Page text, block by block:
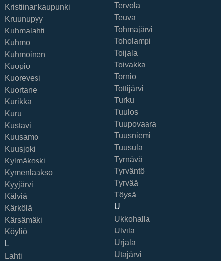
Kristiinankaupunki
Kruunupyy
Kuhmalahti
Kuhmo
Kuhmoinen
Kuopio
Kuorevesi
Kuortane
Kurikka
Kuru
Kustavi
Kuusamo
Kuusjoki
Kylmäkoski
Kymenlaakso
Kyyjärvi
Kälviä
Kärkölä
Kärsämäki
Köyliö
L
Lahti
Tervola
Teuva
Tohmajärvi
Toholampi
Toijala
Toivakka
Tornio
Tottijärvi
Turku
Tuulos
Tuupovaara
Tuusniemi
Tuusula
Tyrnävä
Tyrväntö
Tyrvää
Töysä
U
Ukkohalla
Ulvila
Urjala
Utajärvi